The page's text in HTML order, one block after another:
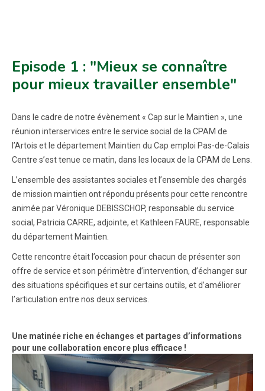
Episode 1 : "Mieux se connaître
pour mieux travailler ensemble"
Dans le cadre de notre évènement « Cap sur le Maintien », une
réunion interservices entre le service social de la CPAM de
l’Artois et le département Maintien du Cap emploi Pas-de-Calais
Centre s’est tenue ce matin, dans les locaux de la CPAM de Lens.
L’ensemble des assistantes sociales et l’ensemble des chargés
de mission maintien ont répondu présents pour cette rencontre
animée par Véronique DEBISSCHOP, responsable du service
social, Patricia CARRE, adjointe, et Kathleen FAURE, responsable
du département Maintien.
Cette rencontre était l’occasion pour chacun de présenter son
offre de service et son périmètre d’intervention, d’échanger sur
des situations spécifiques et sur certains outils, et d’améliorer
l’articulation entre nos deux services.
Une matinée riche en échanges et partages d’informations
pour une collaboration encore plus efficace !